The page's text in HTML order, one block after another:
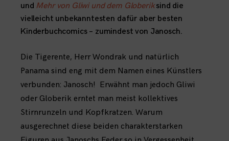
und Mehr von Gliwi und dem Globeriksind die
vielleicht unbekanntesten dafür aber besten
Kinderbuchcomics – zumindest von Janosch.
Die Tigerente, Herr Wondrak und natürlich
Panama sind eng mit dem Namen eines Künstlers
verbunden: Janosch! Erwähnt man jedoch Gliwi
oder Globerik erntet man meist kollektives
Stirnrunzeln und Kopfkratzen. Warum
ausgerechnet diese beiden charakterstarken